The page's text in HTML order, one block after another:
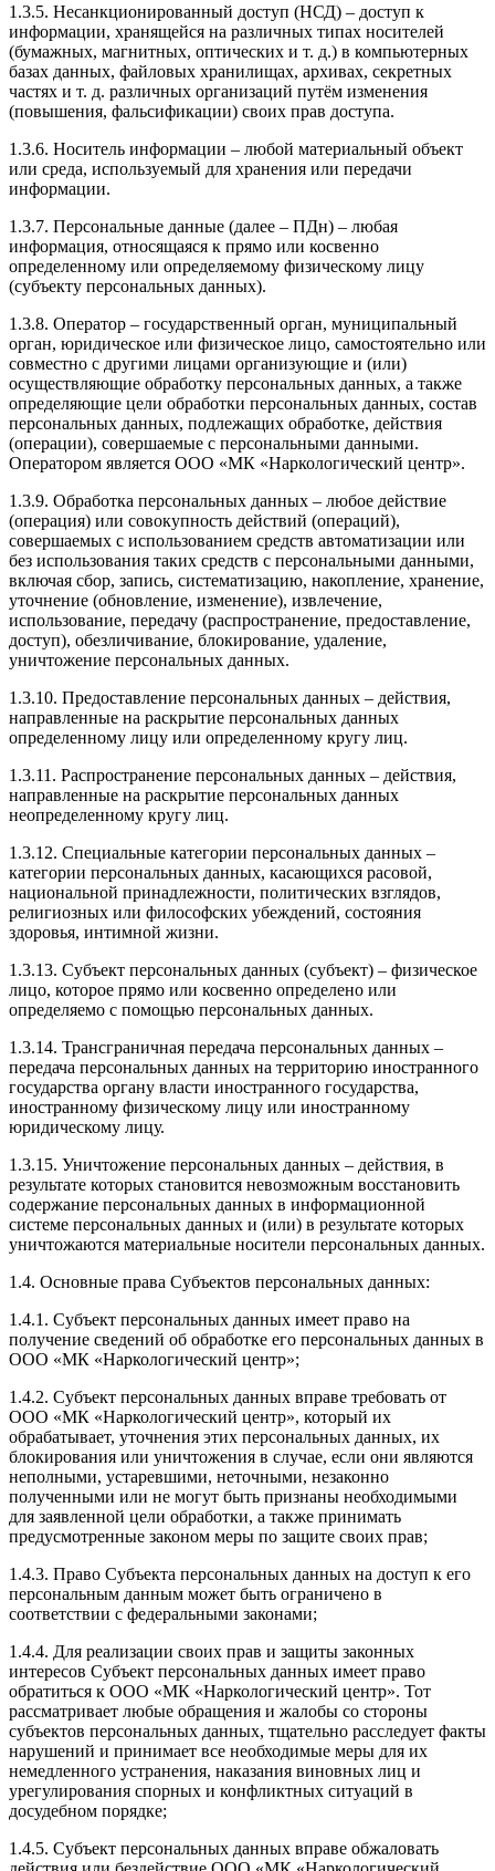
1.3.5. Несанкционированный доступ (НСД) – доступ к
информации, хранящейся на различных типах носителей
(бумажных, магнитных, оптических и т. д.) в компьютерных
базах данных, файловых хранилищах, архивах, секретных
частях и т. д. различных организаций путём изменения
(повышения, фальсификации) своих прав доступа.
1.3.6. Носитель информации – любой материальный объект
или среда, используемый для хранения или передачи
информации.
1.3.7. Персональные данные (далее – ПДн) – любая
информация, относящаяся к прямо или косвенно
определенному или определяемому физическому лицу
(субъекту персональных данных).
1.3.8. Оператор – государственный орган, муниципальный
орган, юридическое или физическое лицо, самостоятельно или
совместно с другими лицами организующие и (или)
осуществляющие обработку персональных данных, а также
определяющие цели обработки персональных данных, состав
персональных данных, подлежащих обработке, действия
(операции), совершаемые с персональными данными.
Оператором является ООО «МК «Наркологический центр».
1.3.9. Обработка персональных данных – любое действие
(операция) или совокупность действий (операций),
совершаемых с использованием средств автоматизации или
без использования таких средств с персональными данными,
включая сбор, запись, систематизацию, накопление, хранение,
уточнение (обновление, изменение), извлечение,
использование, передачу (распространение, предоставление,
доступ), обезличивание, блокирование, удаление,
уничтожение персональных данных.
1.3.10. Предоставление персональных данных – действия,
направленные на раскрытие персональных данных
определенному лицу или определенному кругу лиц.
1.3.11. Распространение персональных данных – действия,
направленные на раскрытие персональных данных
неопределенному кругу лиц.
1.3.12. Специальные категории персональных данных –
категории персональных данных, касающихся расовой,
национальной принадлежности, политических взглядов,
религиозных или философских убеждений, состояния
здоровья, интимной жизни.
1.3.13. Субъект персональных данных (субъект) – физическое
лицо, которое прямо или косвенно определено или
определяемо с помощью персональных данных.
1.3.14. Трансграничная передача персональных данных –
передача персональных данных на территорию иностранного
государства органу власти иностранного государства,
иностранному физическому лицу или иностранному
юридическому лицу.
1.3.15. Уничтожение персональных данных – действия, в
результате которых становится невозможным восстановить
содержание персональных данных в информационной
системе персональных данных и (или) в результате которых
уничтожаются материальные носители персональных данных.
1.4. Основные права Субъектов персональных данных:
1.4.1. Субъект персональных данных имеет право на
получение сведений об обработке его персональных данных в
ООО «МК «Наркологический центр»;
1.4.2. Субъект персональных данных вправе требовать от
ООО «МК «Наркологический центр», который их
обрабатывает, уточнения этих персональных данных, их
блокирования или уничтожения в случае, если они являются
неполными, устаревшими, неточными, незаконно
полученными или не могут быть признаны необходимыми
для заявленной цели обработки, а также принимать
предусмотренные законом меры по защите своих прав;
1.4.3. Право Субъекта персональных данных на доступ к его
персональным данным может быть ограничено в
соответствии с федеральными законами;
1.4.4. Для реализации своих прав и защиты законных
интересов Субъект персональных данных имеет право
обратиться к ООО «МК «Наркологический центр». Тот
рассматривает любые обращения и жалобы со стороны
субъектов персональных данных, тщательно расследует факты
нарушений и принимает все необходимые меры для их
немедленного устранения, наказания виновных лиц и
урегулирования спорных и конфликтных ситуаций в
досудебном порядке;
1.4.5. Субъект персональных данных вправе обжаловать